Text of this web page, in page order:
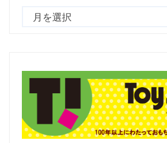
記